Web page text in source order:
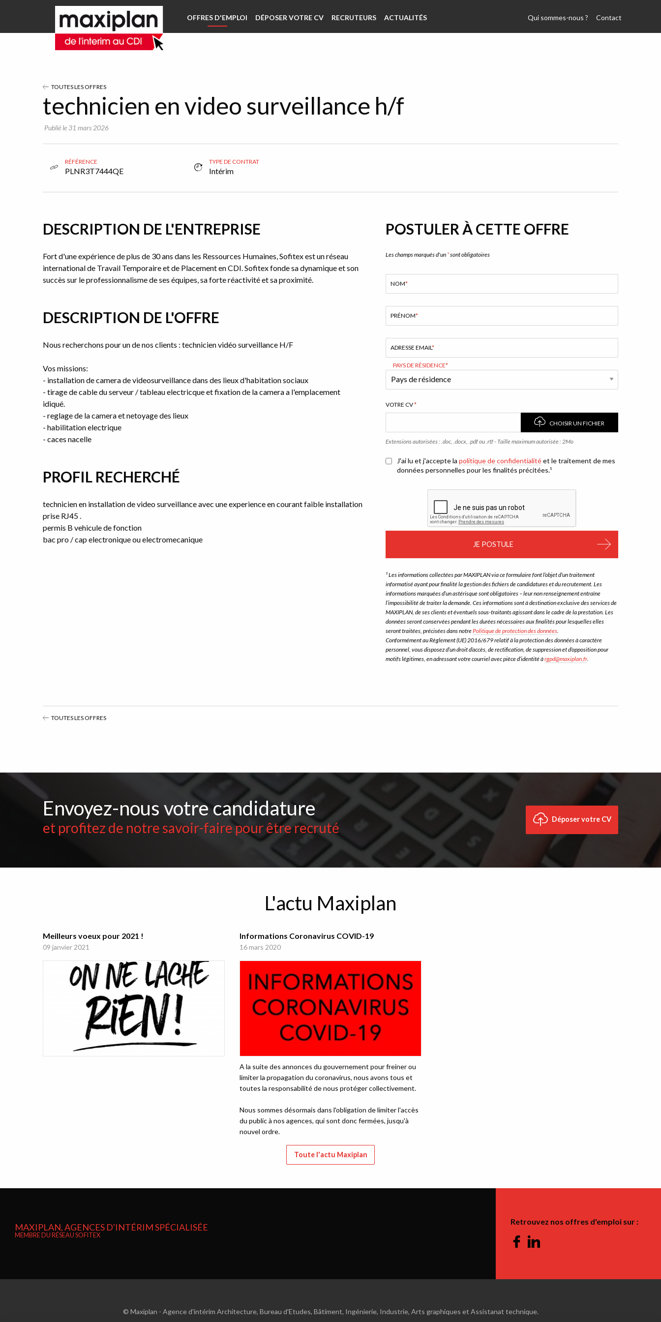
Aller directement à la navigation
Aller directement au contenu
OFFRES D'EMPLOI DÉPOSER VOTRE CV RECRUTEURS ACTUALITÉS Qui sommes-nous ? Contact
TOUTES LES OFFRES
technicien en video surveillance h/f
Publié le 31 mars 2026
RÉFÉRENCE
PLNR3T7444QE
TYPE DE CONTRAT
Intérim
DESCRIPTION DE L'ENTREPRISE
Fort d'une expérience de plus de 30 ans dans les Ressources Humaines, Sofitex est un réseau
international de Travail Temporaire et de Placement en CDI. Sofitex fonde sa dynamique et son
succès sur le professionnalisme de ses équipes, sa forte réactivité et sa proximité.
DESCRIPTION DE L'OFFRE
Nous recherchons pour un de nos clients : technicien vidéo surveillance H/F
Vos missions:
- installation de camera de videosurveillance dans des lieux d'habitation sociaux
- tirage de cable du serveur / tableau electricque et fixation de la camera a l'emplacement
idiqué.
- reglage de la camera et netoyage des lieux
- habilitation electrique
- caces nacelle
PROFIL RECHERCHÉ
technicien en installation de video surveillance avec une experience en courant faible installation
prise RJ45 .
permis B vehicule de fonction
bac pro / cap electronique ou electromecanique
POSTULER À CETTE OFFRE
Les champs marqués d'un *sont obligatoires
NOM*
PRÉNOM*
ADRESSE EMAIL*
PAYS DE RÉSIDENCE*
VOTRE CV*
CHOISIR UN FICHIER
Extensions autorisées : .doc, .docx, .pdf ou .rtf - Taille maximum autorisée : 2Mo
POLITIQUE DE CONFIDENTIALITÉ*
J'ai lu et j'accepte lapolitique de confidentialitéet le traitement de mes
données personnelles pour les finalités précitées.¹
¹ Les informations collectées par MAXIPLAN via ce formulaire font l’objet d’un traitement
informatisé ayant pour finalité la gestion des fichiers de candidatures et du recrutement. Les
informations marquées d’un astérisque sont obligatoires – leur non renseignement entraîne
l’impossibilité de traiter la demande. Ces informations sont à destination exclusive des services de
MAXIPLAN, de ses clients et éventuels sous-traitants agissant dans le cadre de la prestation. Les
données seront conservées pendant les durées nécessaires aux finalités pour lesquelles elles
seront traitées, précisées dans notrePolitique de protection des données
Conformément au Règlement (UE) 2016/679 relatif à la protection des données à caractère
personnel, vous disposez d’un droit d’accès, de rectification, de suppression et d’opposition pour
motifs légitimes, en adressant votre courriel avec pièce d’identité àrgpd@maxiplan.fr.
TOUTES LES OFFRES
Envoyez-nous votre candidature
et profitez de notre savoir-faire pour être recruté
Déposer votre CV
L'actu Maxiplan
Meilleurs voeux pour 2021 !
09 janvier 2021
Informations Coronavirus COVID-19
16 mars 2020
A la suite des annonces du gouvernement pour freiner ou
limiter la propagation du coronavirus, nous avons tous et
toutes la responsabilité de nous protéger collectivement.
Nous sommes désormais dans l'obligation de limiter l'accès
du public à nos agences, qui sont donc fermées, jusqu'à
nouvel ordre.
Toute l'actu Maxiplan
MAXIPLAN, AGENCES D'INTÉRIM SPÉCIALISÉE
MEMBRE DU RÉSEAU SOFITEX
Retrouvez nos offres d'emploi sur :
Facebook
© Maxiplan - Agence d'intérim Architecture, Bureau d'Etudes, Bâtiment, Ingénierie, Industrie, Arts graphiques et Assistanat technique.